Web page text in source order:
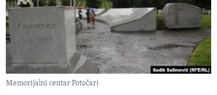
DNEVNO@RSE
SPECIJALI RSE
VIŠE OD NASLOVA
GENOCID U SREBRENICI
PRATITE NAS
Memorijalni centar Potočari